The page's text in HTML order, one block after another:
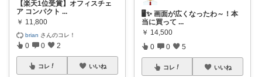
【楽天1位受賞】オフィスチェ
ア コンパクト ...
￥ 11,800
brian さんのコレ！
0 0 2
コレ いいね
🖥️✨ 画面が広くなったわ～！本
当に買って ...
￥ 14,500
0 0 5
コレ いいね